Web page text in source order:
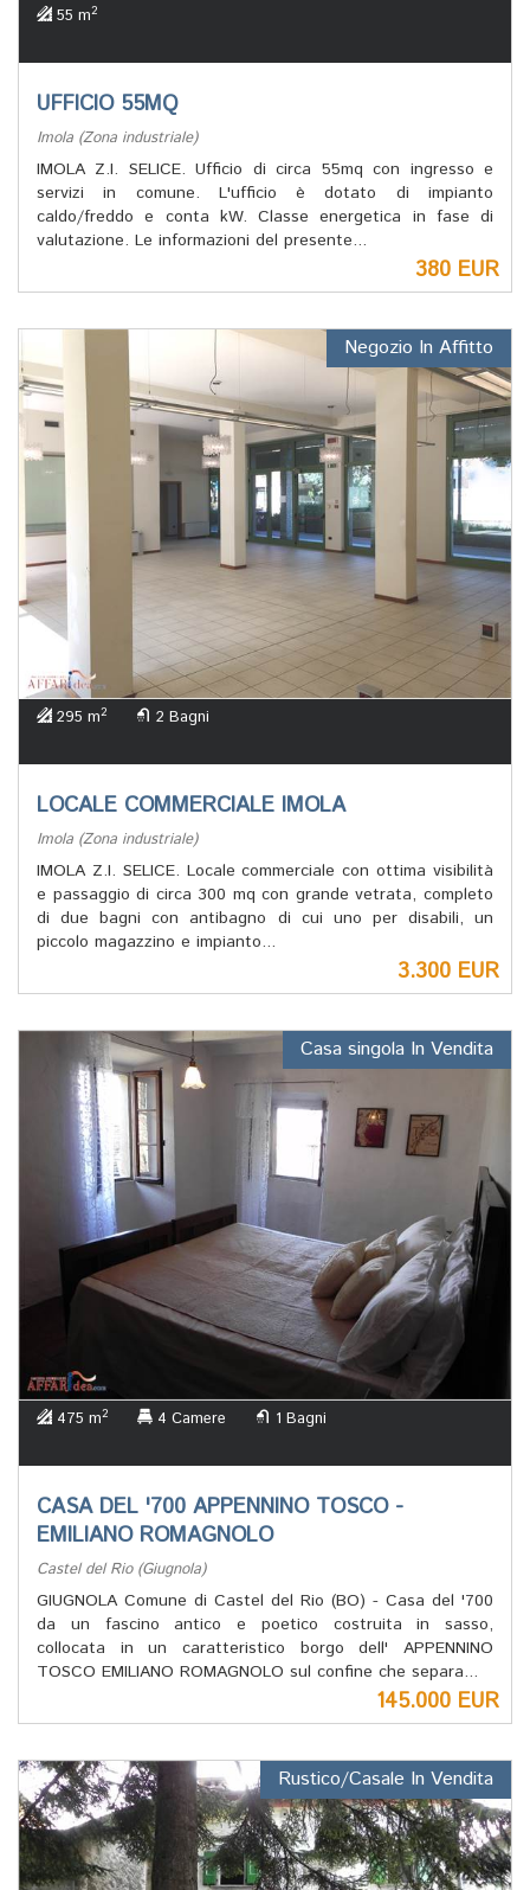
55 m2
UFFICIO 55MQ
Imola (Zona industriale)
IMOLA Z.I. SELICE. Ufficio di circa 55mq con ingresso e
servizi in comune. L'ufficio è dotato di impianto
caldo/freddo e conta kW. Classe energetica in fase di
valutazione. Le informazioni del presente...
380 EUR
Negozio In Affitto
295 m2 2 Bagni
LOCALE COMMERCIALE IMOLA
Imola (Zona industriale)
IMOLA Z.I. SELICE. Locale commerciale con ottima visibilità
e passaggio di circa 300 mq con grande vetrata, completo
di due bagni con antibagno di cui uno per disabili, un
piccolo magazzino e impianto...
3.300 EUR
Casa singola In Vendita
475 m2 4 Camere 1 Bagni
CASA DEL '700 APPENNINO TOSCO -
EMILIANO ROMAGNOLO
Castel del Rio (Giugnola)
GIUGNOLA Comune di Castel del Rio (BO) - Casa del '700
da un fascino antico e poetico costruita in sasso,
collocata in un caratteristico borgo dell' APPENNINO
TOSCO EMILIANO ROMAGNOLO sul confine che separa...
145.000 EUR
Rustico/Casale In Vendita